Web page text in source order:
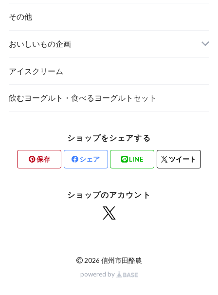
食べるヨーグルト
その他
おいしいもの企画
アイスクリーム
飲むヨーグルト・食べるヨーグルトセット
ショップをシェアする
保存 シェア LINE ツイート
ショップのアカウント
© 2026 信州市田酪農
powered by